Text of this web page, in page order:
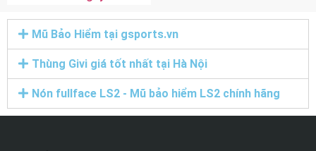
Mũ Bảo Hiểm tại gsports.vn
Thùng Givi giá tốt nhất tại Hà Nội
Nón fullface LS2 - Mũ bảo hiểm LS2 chính hãng